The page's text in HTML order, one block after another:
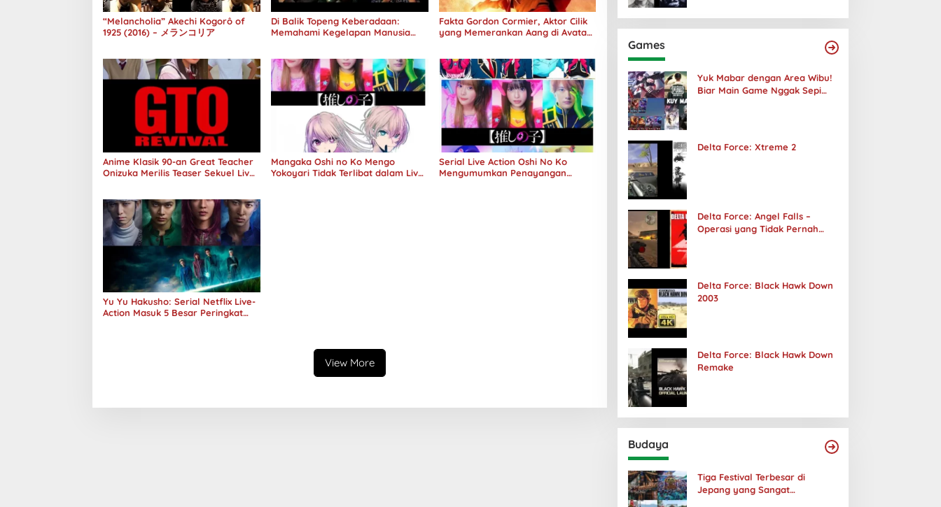
“Melancholia” Akechi Kogorô of
1925 (2016) – メランコリア
Di Balik Topeng Keberadaan:
Memahami Kegelapan Manusia
Fakta Gordon Cormier, Aktor Cilik
yang Memerankan Aang di Avatar
Anime Klasik 90-an Great Teacher
Onizuka Merilis Teaser Sekuel Live
Mangaka Oshi no Ko Mengo
Yokoyari Tidak Terlibat dalam Live
Serial Live Action Oshi No Ko
Mengumumkan Penayangan
Yu Yu Hakusho: Serial Netflix Live-
Action Masuk 5 Besar Peringkat
View More
Games
Yuk Mabar dengan Area Wibu!
Biar Main Game Nggak Sepi
Delta Force: Xtreme 2
Delta Force: Angel Falls –
Operasi yang Tidak Pernah
Delta Force: Black Hawk Down
2003
Delta Force: Black Hawk Down
Remake
Budaya
Tiga Festival Terbesar di
Jepang yang Sangat